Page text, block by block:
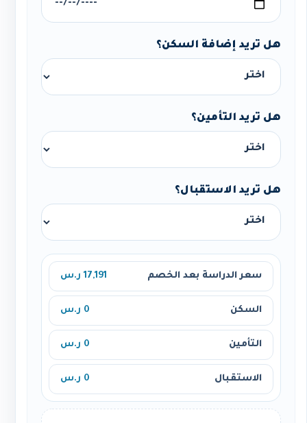
هل تريد إضافة السكن؟
هل تريد التأمين؟
هل تريد الاستقبال؟
سعر الدراسة بعد الخصم 17,191 ر.س
السكن 0 ر.س
التأمين 0 ر.س
الاستقبال 0 ر.س